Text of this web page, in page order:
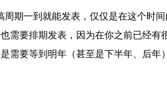
期一到就能发表，仅仅是在这个时
需要排期发表，因为在你之前已经有
需要等到明年（甚至是下半年、后年